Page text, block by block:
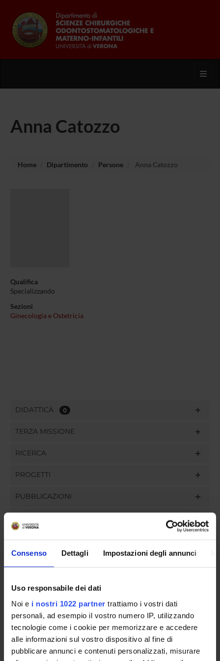
Consenso Dettagli Impostazioni degli annunci
Uso responsabile dei dati
Noi e i nostri 1022 partner trattiamo i vostri dati
personali, ad esempio il vostro numero IP, utilizzando
tecnologie come i cookie per memorizzare e accedere
alle informazioni sul vostro dispositivo al fine di
pubblicare annunci e contenuti personalizzati, misurare
Anna Catozzo
Home Dipartimento Persone Anna Catozzo
Qualifica
Specializzando
Sezioni
Ginecologia e Ostetricia
DIDATTICA 0
TERZA MISSIONE
RICERCA
PROGETTI
PUBBLICAZIONI
GOVERNANCE
COMMISSIONI
UFFICI E STRUTTURE DI SERVIZIO